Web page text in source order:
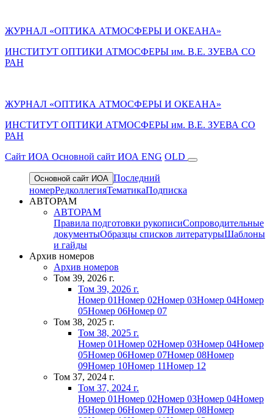
ЖУРНАЛ «ОПТИКА АТМОСФЕРЫ И ОКЕАНА»
ИНСТИТУТ ОПТИКИ АТМОСФЕРЫ им. В.Е. ЗУЕВА СО
РАН
ЖУРНАЛ «ОПТИКА АТМОСФЕРЫ И ОКЕАНА»
ИНСТИТУТ ОПТИКИ АТМОСФЕРЫ им. В.Е. ЗУЕВА СО
РАН
Cайт ИОА Основной сайт ИОА ENG OLD
Основной сайт ИОА Последний
номерРедколлегияТематикаПодписка
АВТОРАМ
АВТОРАМ
Правила подготовки рукописиСопроводительные
документыОбразцы списков литературыШаблоны
и гайды
Архив номеров
Архив номеров
Том 39, 2026 г.
Том 39, 2026 г.
Номер 01Номер 02Номер 03Номер 04Номер
05Номер 06Номер 07
Том 38, 2025 г.
Том 38, 2025 г.
Номер 01Номер 02Номер 03Номер 04Номер
05Номер 06Номер 07Номер 08Номер
09Номер 10Номер 11Номер 12
Том 37, 2024 г.
Том 37, 2024 г.
Номер 01Номер 02Номер 03Номер 04Номер
05Номер 06Номер 07Номер 08Номер